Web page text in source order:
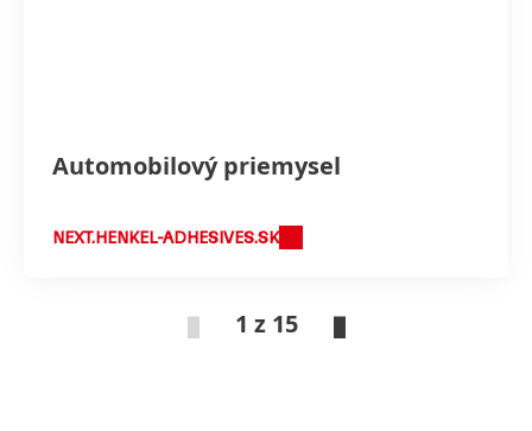
Automobilový priemysel
NEXT.HENKEL-ADHESIVES.SK
1 z 15